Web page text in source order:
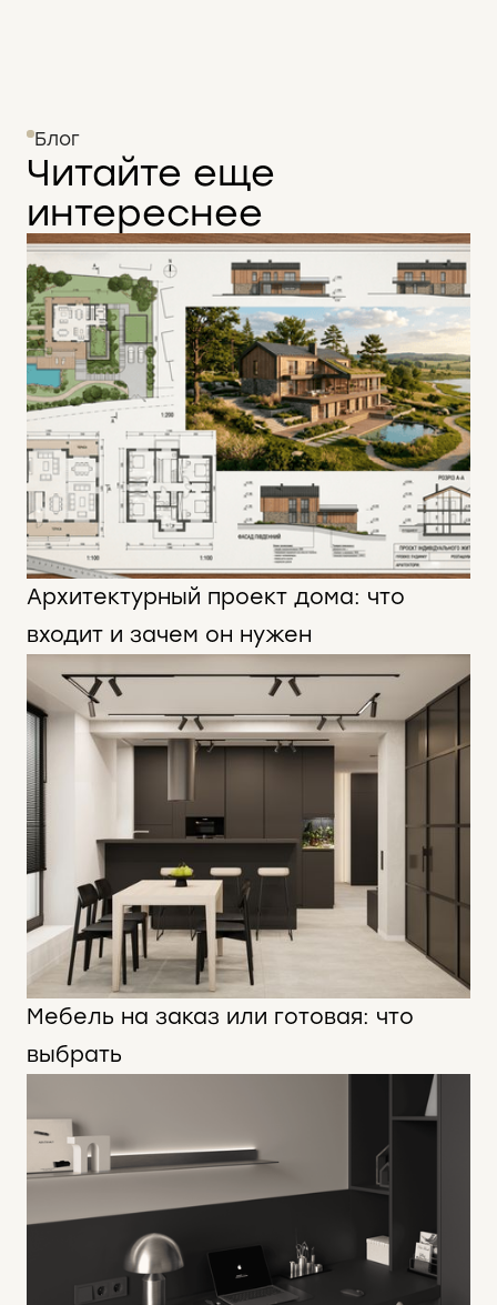
Блог
Читайте еще
интереснее
Архитектурный проект дома: что
входит и зачем он нужен
Мебель на заказ или готовая: что
выбрать